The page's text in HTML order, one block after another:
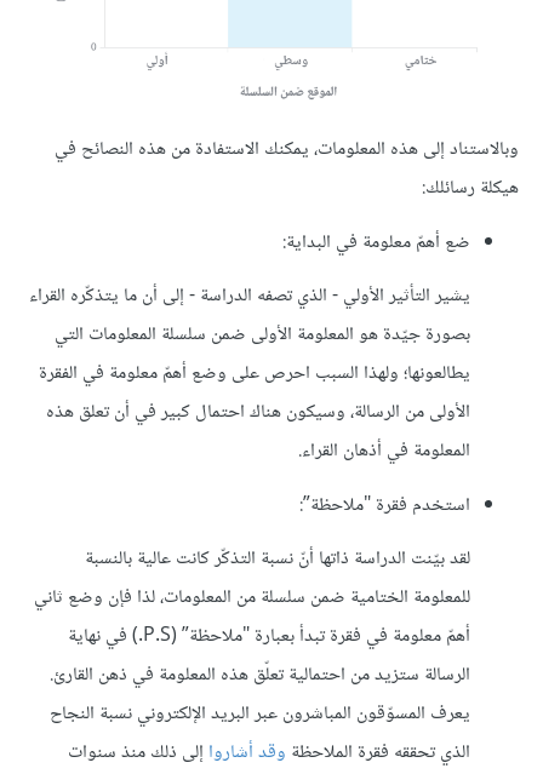
وبالاستناد إلى هذه المعلومات، يمكنك الاستفادة من هذه النصائح في
هيكلة رسائلك:
ضع أهمّ معلومة في البداية:
يشير التأثير الأولي - الذي تصفه الدراسة - إلى أن ما يتذكّره القراء
بصورة جيّدة هو المعلومة الأولى ضمن سلسلة المعلومات التي
يطالعونها؛ ولهذا السبب احرص على وضع أهمّ معلومة في الفقرة
الأولى من الرسالة، وسيكون هناك احتمال كبير في أن تعلق هذه
المعلومة في أذهان القراء.
استخدم فقرة "ملاحظة”:
لقد بيّنت الدراسة ذاتها أنّ نسبة التذكّر كانت عالية بالنسبة
للمعلومة الختامية ضمن سلسلة من المعلومات، لذا فإن وضع ثاني
أهمّ معلومة في فقرة تبدأ بعبارة "ملاحظة” (P.S.) في نهاية
الرسالة ستزيد من احتمالية تعلّق هذه المعلومة في ذهن القارئ.
يعرف المسوّقون المباشرون عبر البريد الإلكتروني نسبة النجاح
الذي تحققه فقرة الملاحظة وقد أشاروا إلى ذلك منذ سنوات